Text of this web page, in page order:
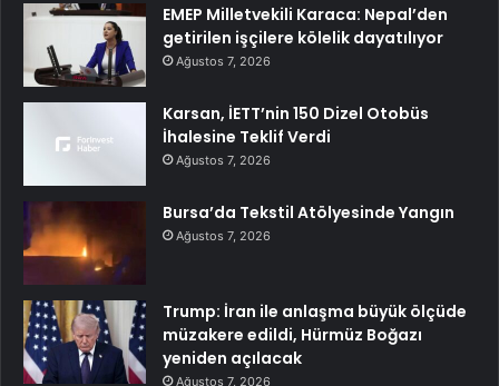
EMEP Milletvekili Karaca: Nepal’den
getirilen işçilere kölelik dayatılıyor
Ağustos 7, 2026
Karsan, İETT’nin 150 Dizel Otobüs
İhalesine Teklif Verdi
Ağustos 7, 2026
Bursa’da Tekstil Atölyesinde Yangın
Ağustos 7, 2026
Trump: İran ile anlaşma büyük ölçüde
müzakere edildi, Hürmüz Boğazı
yeniden açılacak
Ağustos 7, 2026